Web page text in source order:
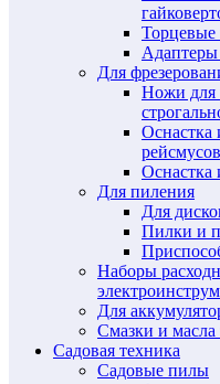
Торцевые
Для
Ножи для
Оснастка
Оснастка
Для пиления
Для
Пилки и
Наборы
Для
Смазки и
Садовая техника
Садовые пилы